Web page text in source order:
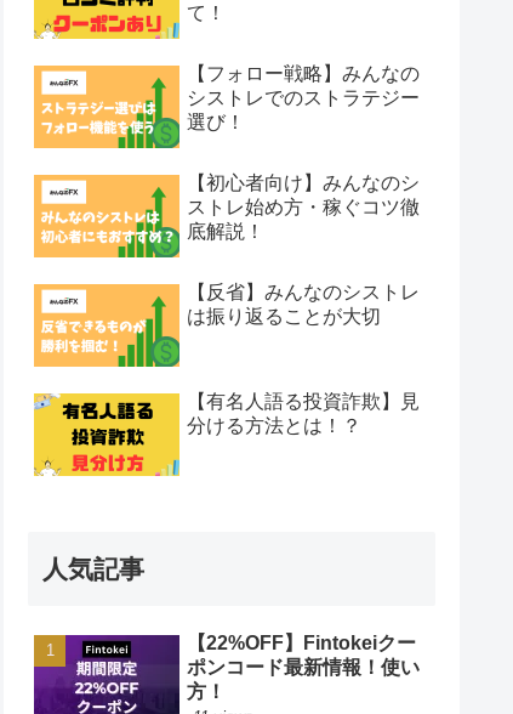
て！
【フォロー戦略】みんなの
シストレでのストラテジー
選び！
【初心者向け】みんなのシ
ストレ始め方・稼ぐコツ徹
底解説！
【反省】みんなのシストレ
は振り返ることが大切
【有名人語る投資詐欺】見
分ける方法とは！？
人気記事
【22%OFF】Fintokeiクー
ポンコード最新情報！使い
方！